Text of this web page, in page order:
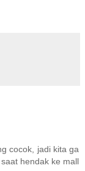
cocok, jadi kita ga
hendak ke mall